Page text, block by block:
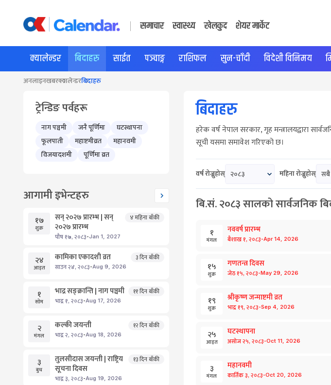
समाचार स्वास्थ्य खेलकुद शेयर मार्केट
क्यालेन्डर बिदाहरु साईत पञ्चाङ्ग राशिफल सुन-चाँदी विदेशी विनिमय
ट्रेन्डिङ पर्वहरू
नाग पञ्चमी जनै पूर्णिमा
घटस्थापना
फूलपाती
महाष्टमीव्रत
महानवमी
विजयादशमी
पूर्णिमा व्रत
आगामी इभेन्टहरु
१७
शुक्र
सन् २०२७ प्रारम्भ | सन्
२०२७ प्रारम्भ
पौष१७, २०८३-Jan 1, 2027
४ महिना बाँकी
२४
आइत
कामिका एकादशी व्रत
साउन२४, २०८३-Aug 9, 2026
३दिन बाँकी
१
सोम
भाद्र सङ्क्रान्ति | नाग पञ्चमी
भाद्र१, २०८३-Aug 17, 2026
११दिन बाँकी
२
मंगल
कल्की जयन्ती
भाद्र२, २०८३-Aug 18, 2026
१२दिन बाँकी
३
बुध
तुलसीदास जयन्ती | राष्ट्रिय
सूचना दिवस
भाद्र३, २०८३-Aug 19, 2026
१३दिन बाँकी
अनलाइनखबरक्यालेन्डरबिदाहरु
बिदाहरु
हरेक वर्ष नेपाल सरकार, गृह मन्त्रालयद्वारा
सूची यसमा समावेश गरिएको छ।
वर्ष रोज्नुहोस् २०८३ महिना रोज्नुहोस् सबै
बि.सं. २०८३ सालको सार्वजनिक
१
मंगल
नववर्ष प्रारम्भ
बैशाख१, २०८३-Apr 14, 2026
१५
शुक्र
गणतन्त्र दिवस
जेठ१५, २०८३-May 29, 2026
१९
शुक्र
श्रीकृष्ण जन्माष्टमी व्रत
भाद्र१९, २०८३-Sep 4, 2026
२५
आइत
घटस्थापना
असोज२५, २०८३-Oct 11, 2026
३
मंगल
महानवमी
कार्तिक३, २०८३-Oct 20, 2026